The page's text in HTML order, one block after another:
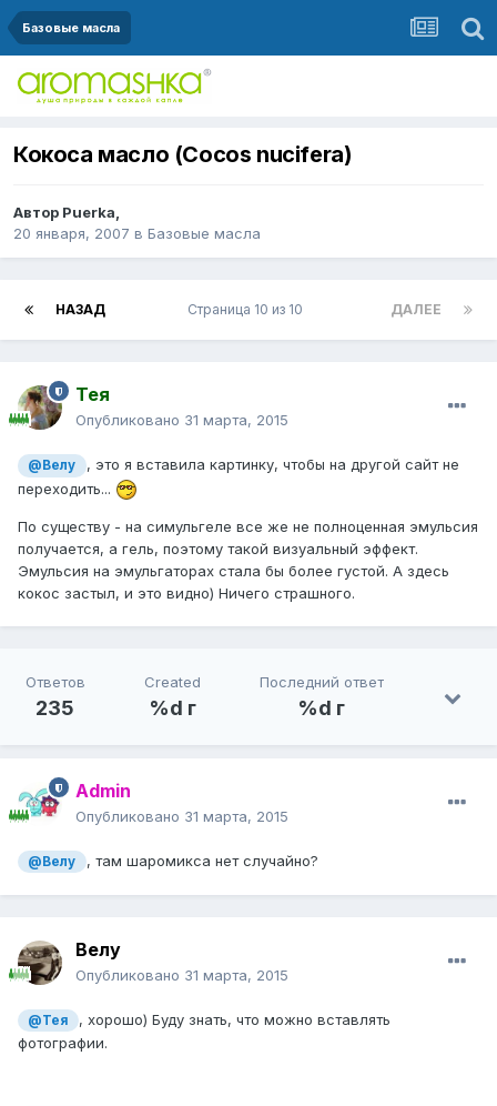
Базовые масла
Кокоса масло (Cocos nucifera)
Автор Puerka,
20 января, 2007 в Базовые масла
НАЗАД ДАЛЕЕ
Страница 10 из 10
Тея
Опубликовано 31 марта, 2015
@Велу
, это я вставила картинку, чтобы на другой сайт не
переходить...
По существу - на симульгеле все же не полноценная эмульсия
получается, а гель, поэтому такой визуальный эффект.
Эмульсия на эмульгаторах стала бы более густой. А здесь
кокос застыл, и это видно) Ничего страшного.
Ответов
235
Created
%d г
Последний ответ
%d г
Admin
Опубликовано 31 марта, 2015
@Велу , там шаромикса нет случайно?
Велу
Опубликовано 31 марта, 2015
@Тея
, хорошо) Буду знать, что можно вставлять
фотографии.